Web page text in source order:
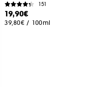
151
19,90€
39,80€ / 100ml